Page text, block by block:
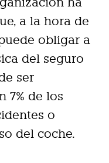
a la hora de
obligar a
del seguro
ser
7% de los
o
del coche.